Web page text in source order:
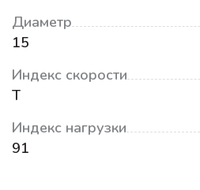
Диаметр
15
Индекс скорости
T
Индекс нагрузки
91